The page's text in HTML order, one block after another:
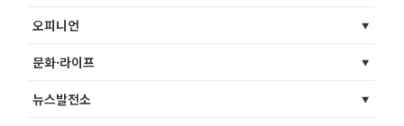
오피니언
문화·라이프
뉴스발전소